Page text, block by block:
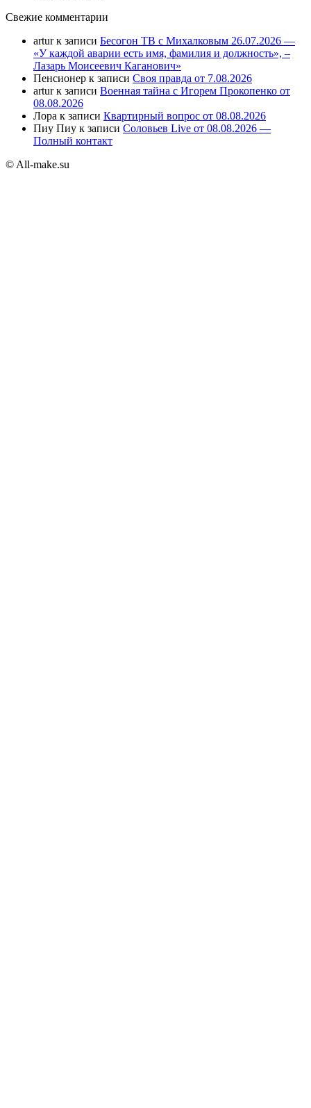
Свежие комментарии
arturк записи Бесогон ТВ с Михалковым 26.07.2026 —
«У каждой аварии есть имя, фамилия и должность», –
Лазарь Моисеевич Каганович»
Пенсионер к записи Своя правда от 7.08.2026
arturк записи Военная тайна с Игорем Прокопенко от
08.08.2026
Лора к записи Квартирный вопрос от 08.08.2026
Пиу Пиу к записи Соловьев Live от 08.08.2026 —
Полный контакт
© All-make.su